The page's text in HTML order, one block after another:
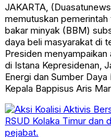
JAKARTA,
memutuskan
bakar minyak (BBM)
daya beli masyarakat di
Presiden
di Istana Kepresidenan,
Energi dan Sumber Daya
Kepala Bappisus Aris